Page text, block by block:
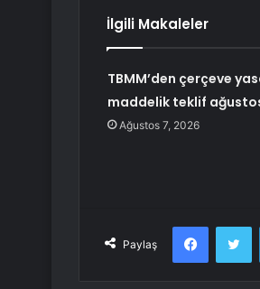
İlgili Makaleler
TBMM’den çerçeve
maddelik teklif
Ağustos 7, 2026
Paylaş